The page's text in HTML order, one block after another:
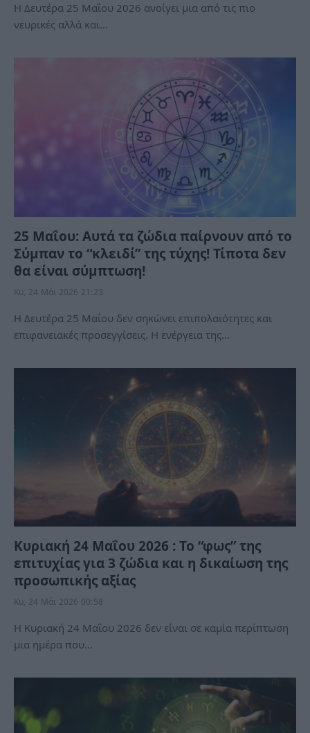
Η Δευτέρα 25 Μαΐου 2026 ανοίγει μια από τις πιο
νευρικές αλλά και…
25 Μαΐου: Αυτά τα ζώδια παίρνουν από το
Σύμπαν το “κλειδί” της τύχης! Τίποτα δεν
θα είναι σύμπτωση!
Κυ, 24 Μάι 2026 21:23
Η Δευτέρα 25 Μαΐου δεν σηκώνει επιπολαιότητες και
επιφανειακές προσεγγίσεις. Η ενέργεια της…
Κυριακή 24 Μαΐου 2026 : Το “φως” της
επιτυχίας για 3 ζώδια και η δικαίωση της
προσωπικής αξίας
Κυ, 24 Μάι 2026 00:58
Η Κυριακή 24 Μαΐου 2026 δεν είναι σε καμία περίπτωση
μια ημέρα που…